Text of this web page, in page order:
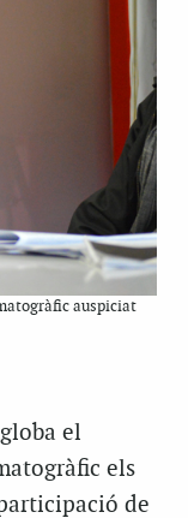
auspiciat
el
els
de